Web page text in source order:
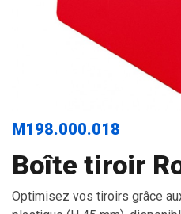
M198.000.018
Boîte tiroir
Optimisez vos tiroirs grâce